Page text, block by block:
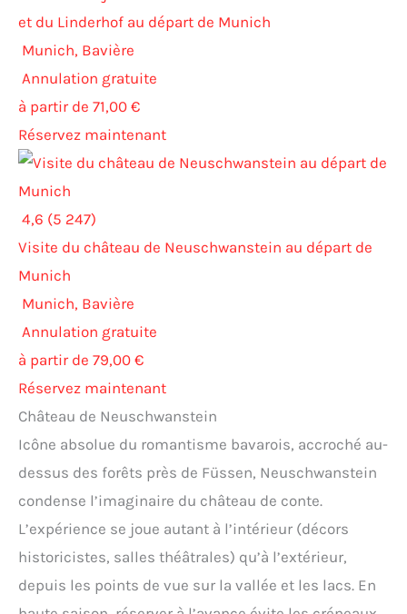
et du Linderhof au départ de Munich
Munich, Bavière
Annulation gratuite
à partir de 71,00 €
Réservez maintenant
4,6 (5 247)
Visite du château de Neuschwanstein au départ de
Munich
Munich, Bavière
Annulation gratuite
à partir de 79,00 €
Réservez maintenant
Château de Neuschwanstein
Icône absolue du romantisme bavarois, accroché au-
dessus des forêts près de Füssen, Neuschwanstein
condense l’imaginaire du château de conte.
L’expérience se joue autant à l’intérieur (décors
historicistes, salles théâtrales) qu’à l’extérieur,
depuis les points de vue sur la vallée et les lacs. En